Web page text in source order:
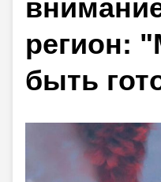
регион:
быть